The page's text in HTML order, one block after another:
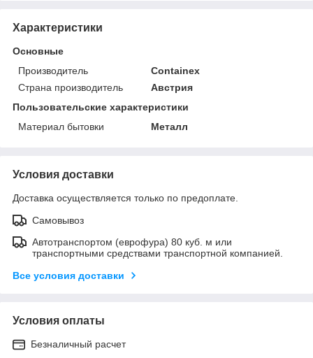
Характеристики
Основные
Производитель
Containex
Страна производитель
Австрия
Пользовательские характеристики
Материал бытовки
Металл
Условия доставки
Доставка осуществляется только по предоплате.
Самовывоз
Автотранспортом (еврофура) 80 куб. м или
транспортными средствами транспортной компанией.
Все условия доставки
Условия оплаты
Безналичный расчет